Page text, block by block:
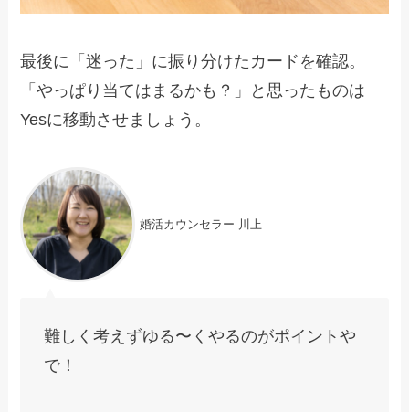
最後に「迷った」に振り分けたカードを確認。
「やっぱり当てはまるかも？」と思ったものは
Yesに移動させましょう。
婚活カウンセラー 川上
難しく考えずゆる〜くやるのがポイントや
で！